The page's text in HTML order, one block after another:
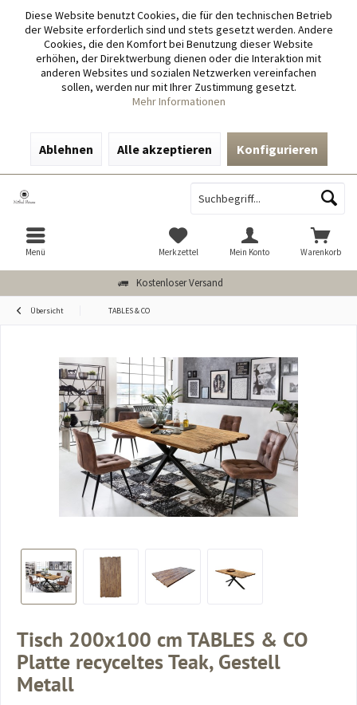
Diese Website benutzt Cookies, die für den technischen Betrieb
der Website erforderlich sind und stets gesetzt werden. Andere
Cookies, die den Komfort bei Benutzung dieser Website
erhöhen, der Direktwerbung dienen oder die Interaktion mit
anderen Websites und sozialen Netzwerken vereinfachen
sollen, werden nur mit Ihrer Zustimmung gesetzt.
Mehr Informationen
Ablehnen Alle akzeptieren Konfigurieren
Kostenloser Versand
Menü Warenkorb
Merkzettel Mein Konto
Übersicht TABLES & CO
Tisch 200x100 cm TABLES & CO
Platte recyceltes Teak, Gestell
Metall